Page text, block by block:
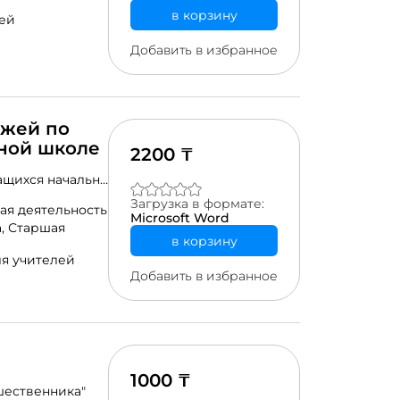
В конце
материалы
в корзину
Добавить в избранное
по
школе
начальн
поведения на
села) и
деятельность
Старшая
учителей
2200 ₸
Загрузка в формате:
Microsoft Word
в корзину
Добавить в избранное
1000 ₸